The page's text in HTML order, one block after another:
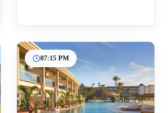
07:15 PM